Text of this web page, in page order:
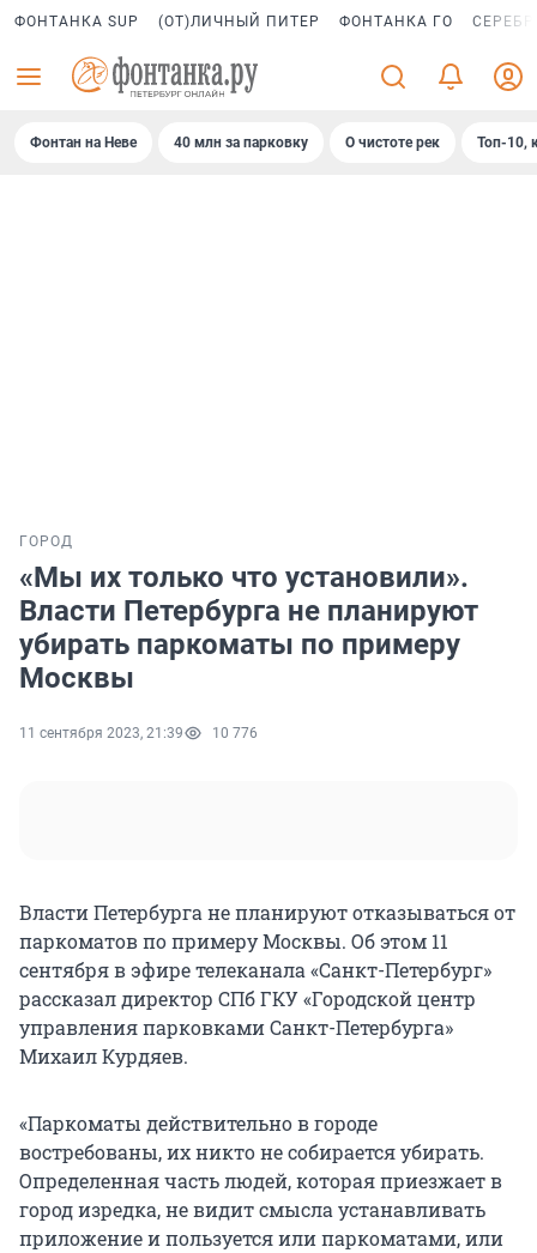
ФОНТАНКА SUP (ОТ)ЛИЧНЫЙ ПИТЕР ФОНТАНКА ГО
Фонтан на Неве 40 млн за парковку О чистоте рек Топ-10,
ГОРОД
«Мы их только что установили».
Власти Петербурга не планируют
убирать паркоматы по примеру
Москвы
11 сентября 2023, 21:39 10 776
Власти Петербурга не планируют отказываться от
паркоматов по примеру Москвы. Об этом 11
сентября в эфире телеканала «Санкт-Петербург»
рассказал директор СПб ГКУ «Городской центр
управления парковками Санкт-Петербурга»
Михаил Курдяев.
«Паркоматы действительно в городе
востребованы, их никто не собирается убирать.
Определенная часть людей, которая приезжает в
город изредка, не видит смысла устанавливать
приложение и пользуется или паркоматами, или